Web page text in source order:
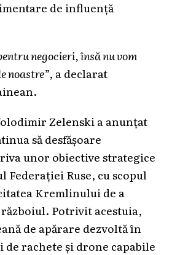
de influență
negocieri, însă nu vom
noastre”, a declarat
Zelenski a anunțat
să desfășoare
unor obiective strategice
Ruse, cu scopul
Kremlinului de a
Potrivit acestuia,
de apărare dezvoltă în
rachete și drone capabile